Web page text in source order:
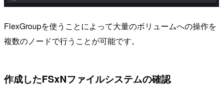
FlexGroupを使うことによって大量のボリュームへの操作を
複数のノードで行うことが可能です。
作成したFSxNファイルシステムの確認